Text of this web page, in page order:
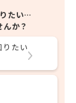
たい…
か？
りたい